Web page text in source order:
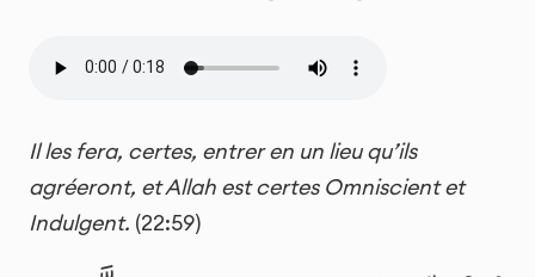
Il les fera, certes, entrer en un lieu qu’ils
agréeront, et Allah est certes Omniscient et
Indulgent. (22:59)